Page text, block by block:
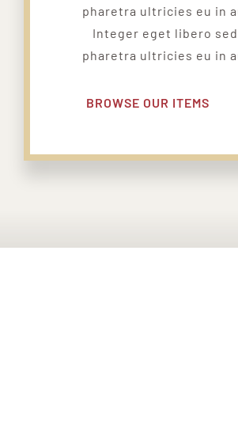
pharetra ultricies eu in
Integer eget libero
pharetra ultricies eu in
BROWSE OUR ITEMS